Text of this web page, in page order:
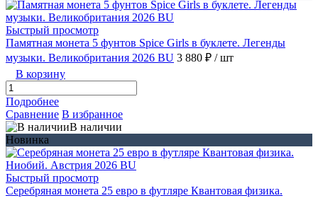
Быстрый просмотр
Памятная монета 5 фунтов Spice Girls в буклете. Легенды
музыки. Великобритания 2026 BU 3 880 ₽ / шт
В корзину
Подробнее
Сравнение В избранное
В наличии
Новинка
Быстрый просмотр
Серебряная монета 25 евро в футляре Квантовая физика.